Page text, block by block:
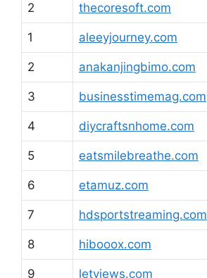
2 thecoresoft.com
1 aleeyjourney.com
2 anakanjingbimo.com
3 businesstimemag.com
4 diycraftsnhome.com
5 eatsmilebreathe.com
6 etamuz.com
7 hdsportstreaming.com
8 hibooox.com
9 letviews.com